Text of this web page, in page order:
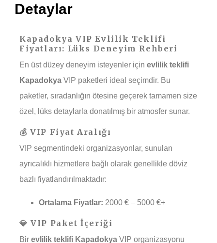
Detaylar
Kapadokya VIP Evlilik Teklifi
Fiyatları: Lüks Deneyim Rehberi
En üst düzey deneyim isteyenler için evlilik teklifi
Kapadokya VIP paketleri ideal seçimdir. Bu
paketler, sıradanlığın ötesine geçerek tamamen size
özel, lüks detaylarla donatılmış bir atmosfer sunar.
💰 VIP Fiyat Aralığı
VIP segmentindeki organizasyonlar, sunulan
ayrıcalıklı hizmetlere bağlı olarak genellikle döviz
bazlı fiyatlandırılmaktadır:
Ortalama Fiyatlar: 2000 € – 5000 €+
💎 VIP Paket İçeriği
Bir evlilik teklifi Kapadokya VIP organizasyonu